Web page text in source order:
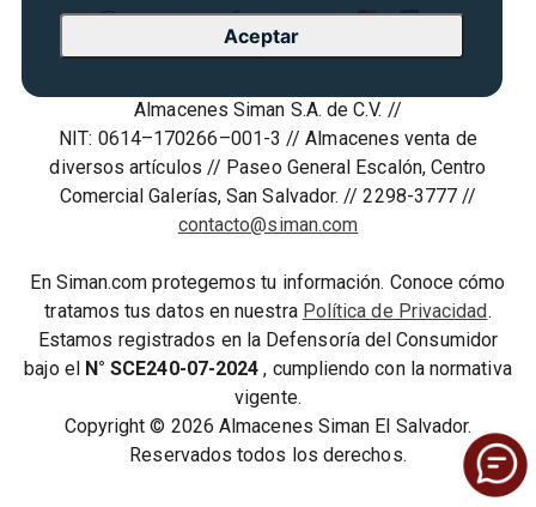
Aceptar
Vende en Marketplace
Política de Privacidad
Derecho de Retracto
Condiciones de uso
Términos y condiciones
Cyber Monday
Agosto es diversión
Almacenes Siman S.A. de C.V. //
NIT: 0614–170266–001-3 // Almacenes venta de
diversos artículos // Paseo General Escalón, Centro
Comercial Galerías, San Salvador. // 2298-3777 //
contacto@siman.com
En Siman.com protegemos tu información. Conoce cómo
tratamos tus datos en nuestra Política de Privacidad.
Estamos registrados en la Defensoría del Consumidor
bajo el N° SCE240-07-2024 , cumpliendo con la normativa
vigente.
Copyright © 2026 Almacenes Siman El Salvador.
Reservados todos los derechos.